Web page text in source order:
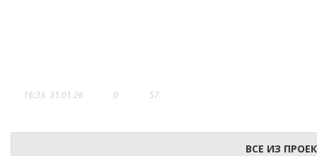
16:33 31.01.26 0 57
ВСЕ ИЗ